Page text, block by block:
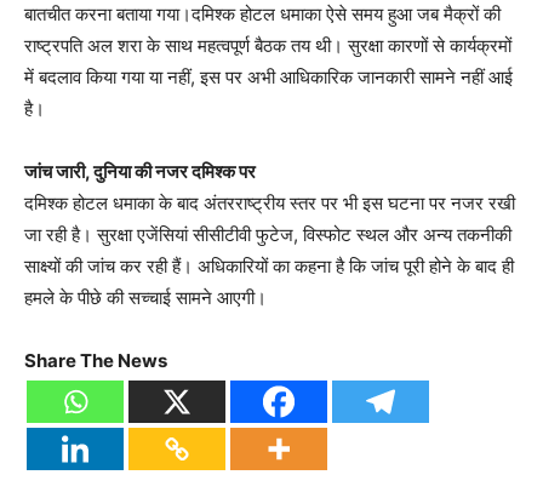
बातचीत करना बताया गया।दमिश्क होटल धमाका ऐसे समय हुआ जब मैक्रों की
राष्ट्रपति अल शरा के साथ महत्वपूर्ण बैठक तय थी। सुरक्षा कारणों से कार्यक्रमों
में बदलाव किया गया या नहीं, इस पर अभी आधिकारिक जानकारी सामने नहीं आई
है।
जांच जारी, दुनिया की नजर दमिश्क पर
दमिश्क होटल धमाका के बाद अंतरराष्ट्रीय स्तर पर भी इस घटना पर नजर रखी
जा रही है। सुरक्षा एजेंसियां सीसीटीवी फुटेज, विस्फोट स्थल और अन्य तकनीकी
साक्ष्यों की जांच कर रही हैं। अधिकारियों का कहना है कि जांच पूरी होने के बाद ही
हमले के पीछे की सच्चाई सामने आएगी।
Share The News